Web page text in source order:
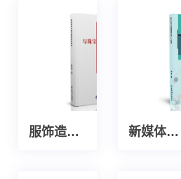
服饰造型与珠宝首饰设计研究 新媒体时代高校思想政治工作新论